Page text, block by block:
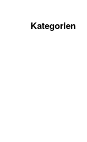
Kategorien